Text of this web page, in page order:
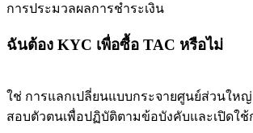
การประมวลผลการชำระเงิน
ฉันต้อง KYC เพื่อซื้อ TAC หรือไม่
ใช่ การแลกเปลี่ยนแบบกระจายศูนย์ส่วนให
สอบตัวตนเพื่อปฏิบัติตามข้อบังคับและเปิดใช้